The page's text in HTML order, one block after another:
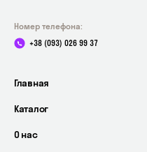
Номер телефона:
+38 (093) 026 99 37
Главная
Каталог
О нас